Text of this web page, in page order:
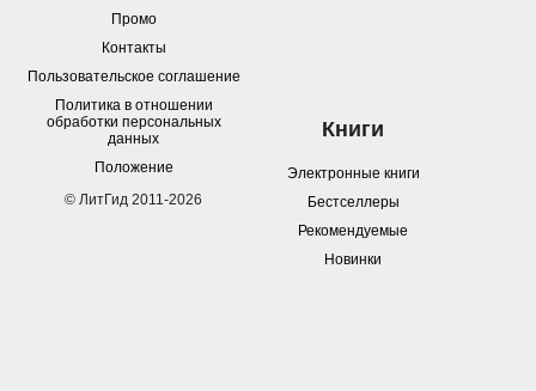
Промо
Контакты
Пользовательское соглашение
Политика в отношении
обработки персональных
данных
Положение
© ЛитГид 2011-2026
Книги
Электронные книги
Бестселлеры
Рекомендуемые
Новинки